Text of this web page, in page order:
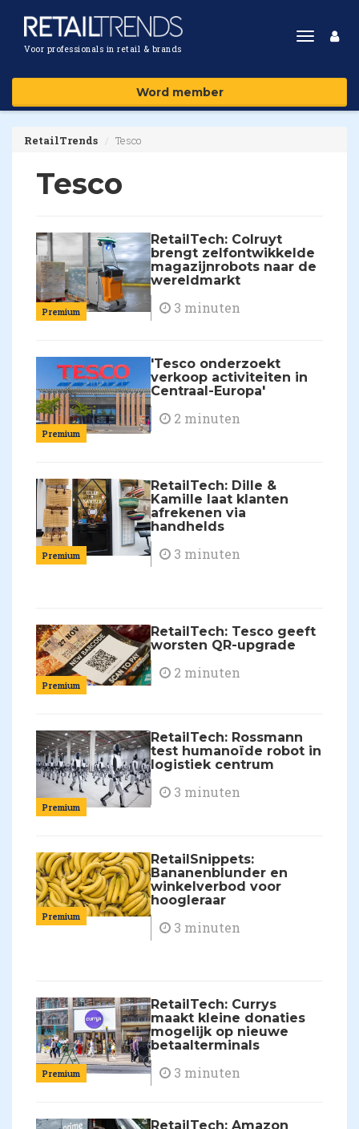
Voor professionals in retail & brands
Toggle
Word member
RetailTrends Tesco
Tesco
Premium
RetailTech: Colruyt
brengt zelfontwikkelde
magazijnrobots naar de
wereldmarkt
3 minuten
Premium
'Tesco onderzoekt
verkoop activiteiten in
Centraal-Europa'
2 minuten
Premium
RetailTech: Dille &
Kamille laat klanten
afrekenen via
handhelds
3 minuten
Premium
RetailTech: Tesco geeft
worsten QR-upgrade
2 minuten
Premium
RetailTech: Rossmann
test humanoïde robot in
logistiek centrum
3 minuten
Premium
RetailSnippets:
Bananenblunder en
winkelverbod voor
hoogleraar
3 minuten
Premium
RetailTech: Currys
maakt kleine donaties
mogelijk op nieuwe
betaalterminals
3 minuten
RetailTech: Amazon